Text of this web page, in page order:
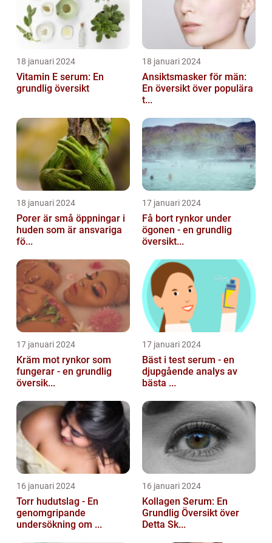
18 januari 2024
Vitamin E serum: En
grundlig översikt
18 januari 2024
Ansiktsmasker för män:
En översikt över populära
t...
18 januari 2024
Porer är små öppningar i
huden som är ansvariga
fö...
17 januari 2024
Få bort rynkor under
ögonen - en grundlig
översikt...
17 januari 2024
Kräm mot rynkor som
fungerar - en grundlig
översik...
17 januari 2024
Bäst i test serum - en
djupgående analys av
bästa ...
16 januari 2024
Torr hudutslag - En
genomgripande
undersökning om ...
16 januari 2024
Kollagen Serum: En
Grundlig Översikt över
Detta Sk...